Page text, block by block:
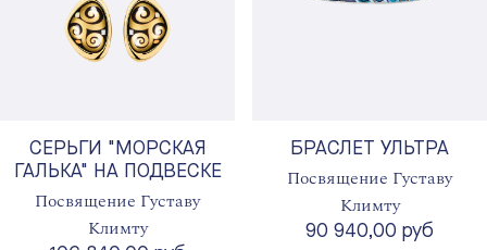
СЕРЬГИ "МОРСКАЯ
ГАЛЬКА" НА ПОДВЕСКЕ
Посвящение Густаву
Климту
БРАСЛЕТ УЛЬТРА
Посвящение Густаву
Климту
90 940,00 руб